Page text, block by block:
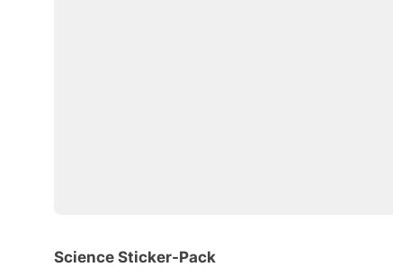
Science Sticker-Pack